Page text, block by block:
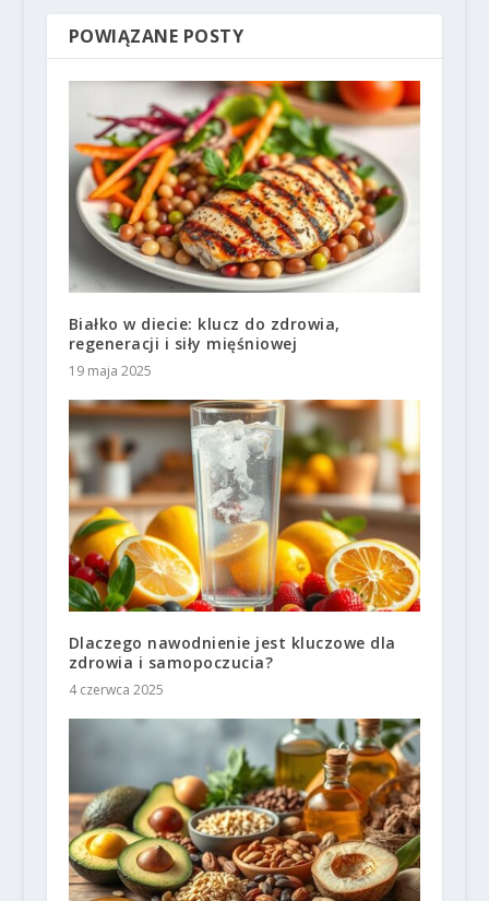
POWIĄZANE POSTY
Białko w diecie: klucz do zdrowia,
regeneracji i siły mięśniowej
19 maja 2025
Dlaczego nawodnienie jest kluczowe dla
zdrowia i samopoczucia?
4 czerwca 2025